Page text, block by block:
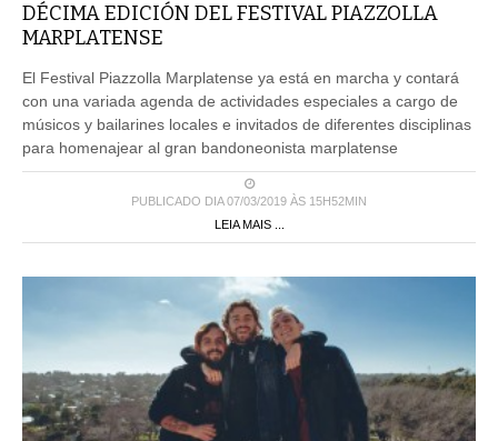
DÉCIMA EDICIÓN DEL FESTIVAL PIAZZOLLA
MARPLATENSE
El Festival Piazzolla Marplatense ya está en marcha y contará
con una variada agenda de actividades especiales a cargo de
músicos y bailarines locales e invitados de diferentes disciplinas
para homenajear al gran bandoneonista marplatense
PUBLICADO DIA 07/03/2019 ÀS 15H52MIN
LEIA MAIS ...